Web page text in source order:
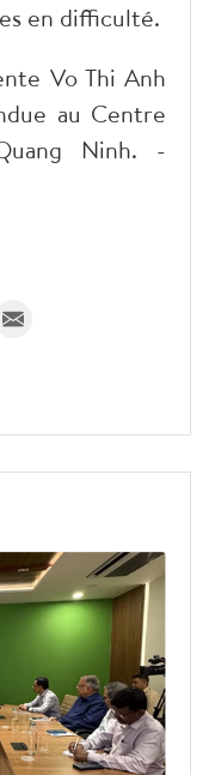
en difficulté.
Vo Thi Anh
au Centre
Ninh. -